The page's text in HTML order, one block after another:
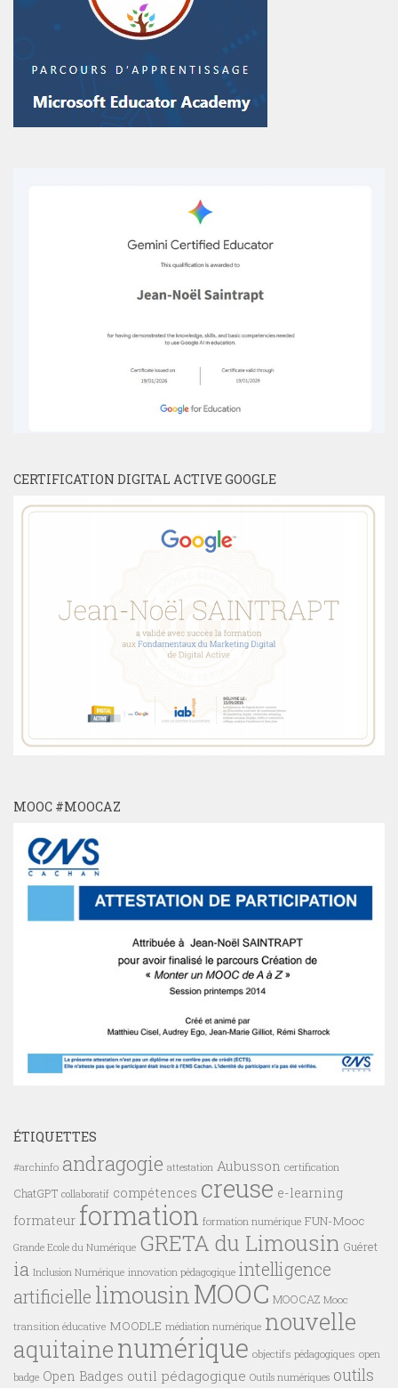
CERTIFICATION DIGITAL ACTIVE GOOGLE
MOOC #MOOCAZ
ÉTIQUETTES
#archinfo andragogie attestation Aubusson certification
ChatGPT collaboratif compétences creuse e-learning
formateur formation formation numérique FUN-Mooc
Grande Ecole du Numérique GRETA du Limousin Guéret
ia Inclusion Numérique innovation pédagogique intelligence
artificielle limousin MOOC MOOCAZ Mooc
transition éducative MOODLE médiation numérique nouvelle
aquitainenumérique objectifs pédagogiques open
badge Open Badges outil pédagogique Outils numériques outils